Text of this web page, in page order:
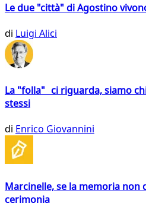
Le due "città" di Agostino
di Luigi Alici
La "folla" ci riguarda, siamo
stessi
di Enrico Giovannini
Marcinelle, se la memoria non
cerimonia